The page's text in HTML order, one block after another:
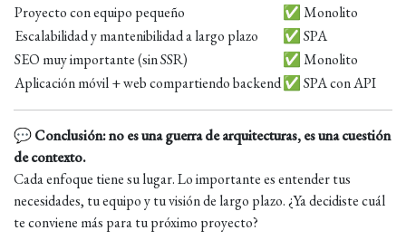
Proyecto con equipo pequeño
✅ Monolito
Escalabilidad y mantenibilidad a largo plazo
✅ SPA
SEO muy importante (sin SSR)
✅ Monolito
Aplicación móvil + web compartiendo backend✅ SPA con API
💬Conclusión: no es una guerra de arquitecturas, es una cuestión
de contexto.
Cada enfoque tiene su lugar. Lo importante es entender tus
necesidades, tu equipo y tu visión de largo plazo. ¿Ya decidiste cuál
te conviene más para tu próximo proyecto?